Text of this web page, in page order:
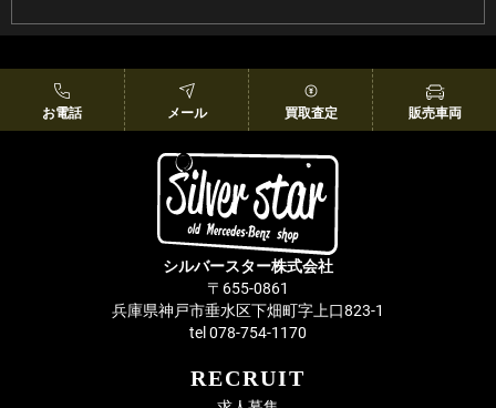
お電話 メール 買取査定 販売車両
シルバースター株式会社
〒655-0861
兵庫県神戸市垂水区下畑町字上口823-1
tel 078-754-1170
RECRUIT